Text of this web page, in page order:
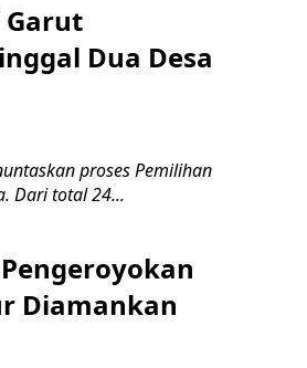
Dua Desa
proses Pemilihan
Dari total 24...
Diamankan